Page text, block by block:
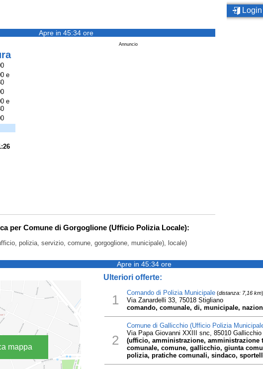
Apre in 45:34 ore
Annuncio
e
e
per Comune di Gorgoglione (Ufficio Polizia Locale):
polizia, servizio, comune, gorgoglione, municipale), locale)
Apre in 45:34 ore
mappa
Ulteriori offerte:
1 Comando di Polizia Municipale(distanza: 7,16 km)
Via Zanardelli 33, 75018 Stigliano
comando, comunale, di, municipale,
2
Comune di Gallicchio (Ufficio Polizia
Via Papa Giovanni XXIII snc, 85010 Gallicchio
(ufficio, amministrazione, amministrazione
comunale, comune, gallicchio, giunta
polizia, pratiche comunali, sindaco,